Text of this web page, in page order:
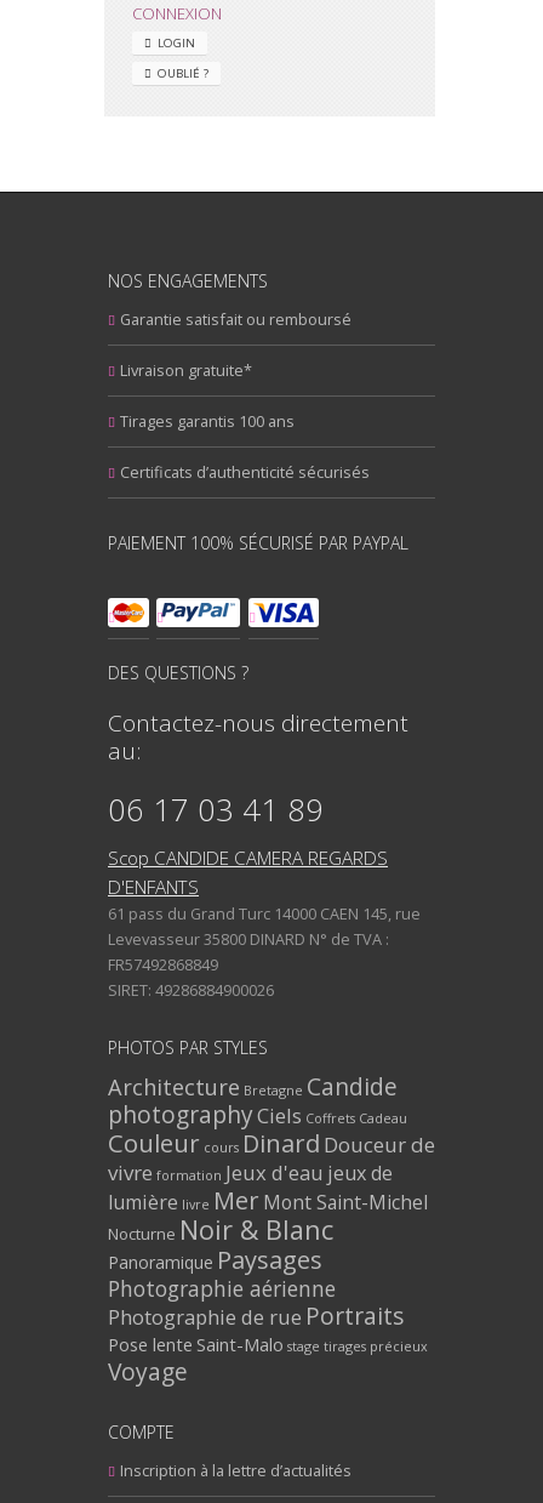
CONNEXION
LOGIN
OUBLIÉ ?
NOS ENGAGEMENTS
Garantie satisfait ou remboursé
Livraison gratuite*
Tirages garantis 100 ans
Certificats d’authenticité sécurisés
PAIEMENT 100% SÉCURISÉ PAR PAYPAL
DES QUESTIONS ?
Contactez-nous directement
au:
06 17 03 41 89
Scop CANDIDE CAMERA REGARDS
D'ENFANTS
61 pass du Grand Turc 14000 CAEN 145, rue
Levevasseur 35800 DINARD N° de TVA :
FR57492868849
SIRET: 49286884900026
PHOTOS PAR STYLES
Architecture Bretagne Candide
photographyCiels Coffrets Cadeau
Couleur cours Dinard Douceur de
vivre formation Jeux d'eau jeux de
lumière livre Mer Mont Saint-Michel
Nocturne Noir & Blanc
Panoramique Paysages
Photographie aérienne
Photographie de rue Portraits
Pose lente Saint-Malo stage tirages précieux
Voyage
COMPTE
Inscription à la lettre d’actualités